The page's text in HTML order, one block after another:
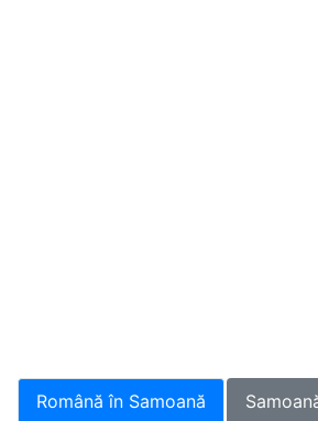
Română în Samoană